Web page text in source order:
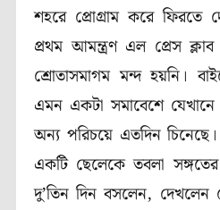
শহরে প্রোগ্রাম করে ফিরতে
প্রথম আমন্ত্রণ এল প্রেস
শ্রোতাসমাগম মন্দ হয়নি।
এমন একটা সমাবেশে
অন্য পরিচয়ে এতদিন
একটি ছেলেকে তবলা
দু’তিন দিন বসলেন, দেখলেন